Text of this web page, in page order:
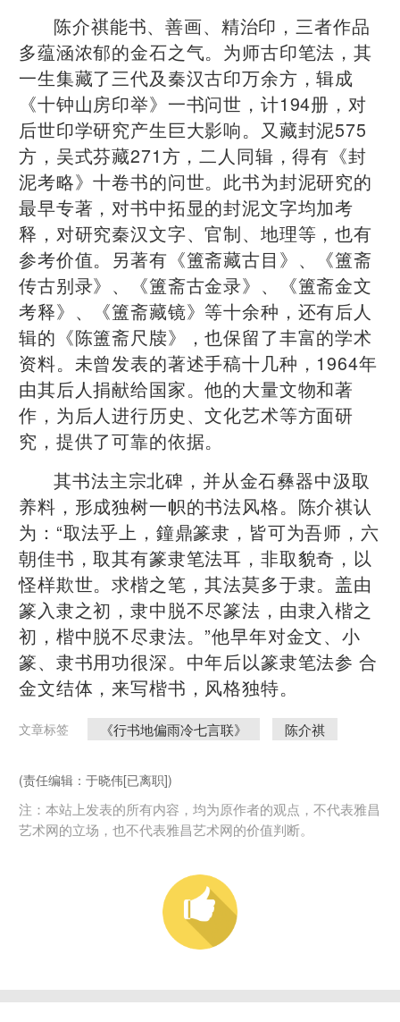
陈介祺能书、善画、精治印，三者作品
多蕴涵浓郁的金石之气。为师古印笔法，其
一生集藏了三代及秦汉古印万余方，辑成
《十钟山房印举》一书问世，计194册，对
后世印学研究产生巨大影响。又藏封泥575
方，吴式芬藏271方，二人同辑，得有《封
泥考略》十卷书的问世。此书为封泥研究的
最早专著，对书中拓显的封泥文字均加考
释，对研究秦汉文字、官制、地理等，也有
参考价值。另著有《簠斋藏古目》、《簠斋
传古别录》、《簠斋古金录》、《簠斋金文
考释》、《簠斋藏镜》等十余种，还有后人
辑的《陈簠斋尺牍》，也保留了丰富的学术
资料。未曾发表的著述手稿十几种，1964年
由其后人捐献给国家。他的大量文物和著
作，为后人进行历史、文化艺术等方面研
究，提供了可靠的依据。
其书法主宗北碑，并从金石彝器中汲取
养料，形成独树一帜的书法风格。陈介祺认
为：“取法乎上，鐘鼎篆隶，皆可为吾师，六
朝佳书，取其有篆隶笔法耳，非取貌奇，以
怪样欺世。求楷之笔，其法莫多于隶。盖由
篆入隶之初，隶中脱不尽篆法，由隶入楷之
初，楷中脱不尽隶法。”他早年对金文、小
篆、隶书用功很深。中年后以篆隶笔法参 合
金文结体，来写楷书，风格独特。
文章标签 《行书地偏雨冷七言联》 陈介祺
(责任编辑：于晓伟[已离职])
注：本站上发表的所有内容，均为原作者的观点，不代表雅昌
艺术网的立场，也不代表雅昌艺术网的价值判断。